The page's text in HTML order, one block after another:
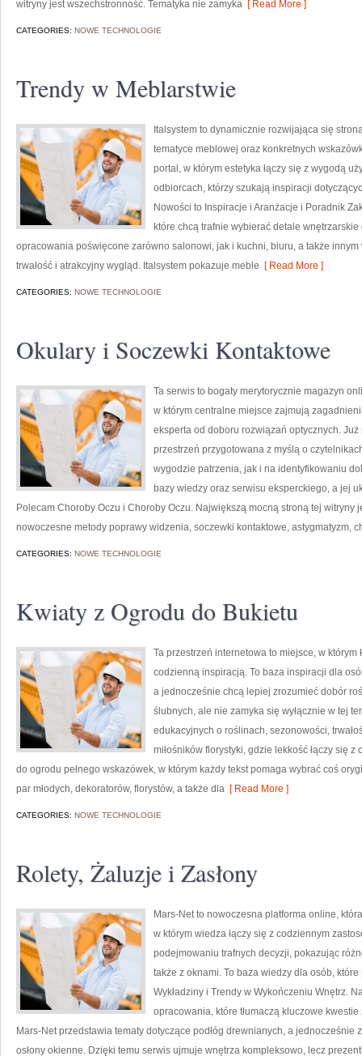
witryny jest wszechstronność. Tematyka nie zamyka [ Read More ]
CATEGORIES: NOWE TECHNOLOGIE
Trendy w Meblarstwie
Italsystem to dynamicznie rozwijająca się
tematyce meblowej oraz konkretnych
portal, w którym estetyka łączy się z wygodą
odbiorcach, którzy szukają inspiracji
Nowości to Inspiracje i Aranżacje i Poradnik
które chcą trafnie wybierać detale
opracowania poświęcone zarówno salonowi, jak i kuchni, biuru, a także
trwałość i atrakcyjny wygląd. Italsystem pokazuje meble [ Read More ]
CATEGORIES: NOWE TECHNOLOGIE
Okulary i Soczewki Kontaktowe
Ta serwis to bogaty merytorycznie magazyn
w którym centralne miejsce zajmują
eksperta od doboru rozwiązań optycznych.
przestrzeń przygotowana z myślą o
wygodzie patrzenia, jak i na identyfikowaniu
bazy wiedzy oraz serwisu eksperckiego, a jej
Polecam Choroby Oczu i Choroby Oczu. Największą mocną stroną tej witryny
nowoczesne metody poprawy widzenia, soczewki kontaktowe, astygmatyzm,
CATEGORIES: NOWE TECHNOLOGIE
Kwiaty z Ogrodu do Bukietu
Ta przestrzeń internetowa to miejsce, w
codzienną inspiracją. To baza inspiracji dla
a jednocześnie chcą lepiej zrozumieć dobór
ślubnych, ale nie zamyka się wyłącznie w tej
edukacyjnych o roślinach, sezonowości,
miłośników florystyki, gdzie lekkość łączy się
do ogrodu pełnego wskazówek, w którym każdy tekst pomaga wybrać coś
par młodych, dekoratorów, florystów, a także dla [ Read More ]
CATEGORIES: NOWE TECHNOLOGIE
Rolety, Żaluzje i Zasłony
Mars-Net to nowoczesna platforma online,
w którym wiedza łączy się z codziennym
podejmowaniu trafnych decyzji, pokazując
także z oknami. To baza wiedzy dla osób,
Wykładziny i Trendy w Wykończeniu Wnętrz.
opracowania, które tłumaczą kluczowe
Mars-Net przedstawia tematy dotyczące podłóg drewnianych, a
osłony okienne. Dzięki temu serwis ujmuje wnętrza kompleksowo, lecz